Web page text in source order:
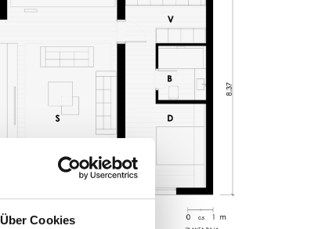
Über Cookies